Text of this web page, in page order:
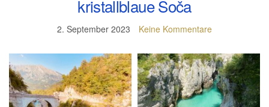
kristallblaue Soča
2. September 2023 Keine Kommentare